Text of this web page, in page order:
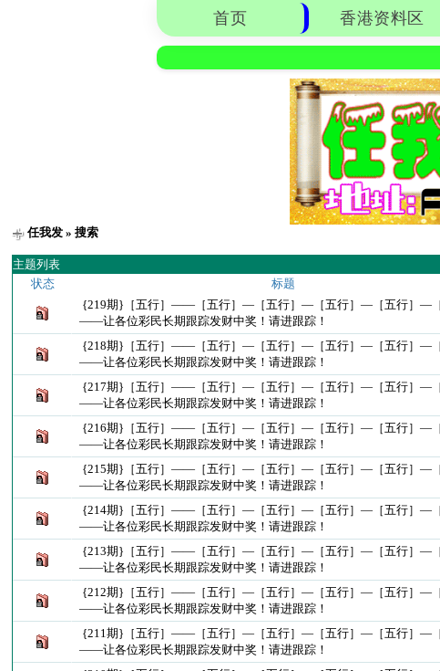
首页 香港资料区
任我发 » 搜索
主题列表
状态
标题
{219期}［五行］——［五行］—［五行］—［五行］—［五行］—［
——让各位彩民长期跟踪发财中奖！请进跟踪！
{218期}［五行］——［五行］—［五行］—［五行］—［五行］—［
——让各位彩民长期跟踪发财中奖！请进跟踪！
{217期}［五行］——［五行］—［五行］—［五行］—［五行］—［
——让各位彩民长期跟踪发财中奖！请进跟踪！
{216期}［五行］——［五行］—［五行］—［五行］—［五行］—［
——让各位彩民长期跟踪发财中奖！请进跟踪！
{215期}［五行］——［五行］—［五行］—［五行］—［五行］—［
——让各位彩民长期跟踪发财中奖！请进跟踪！
{214期}［五行］——［五行］—［五行］—［五行］—［五行］—［
——让各位彩民长期跟踪发财中奖！请进跟踪！
{213期}［五行］——［五行］—［五行］—［五行］—［五行］—［
——让各位彩民长期跟踪发财中奖！请进跟踪！
{212期}［五行］——［五行］—［五行］—［五行］—［五行］—［
——让各位彩民长期跟踪发财中奖！请进跟踪！
{211期}［五行］——［五行］—［五行］—［五行］—［五行］—［
——让各位彩民长期跟踪发财中奖！请进跟踪！